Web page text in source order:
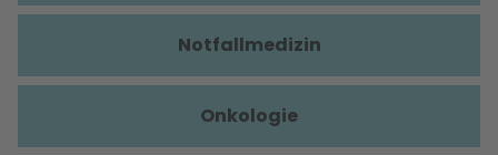
Notfallmedizin
Onkologie